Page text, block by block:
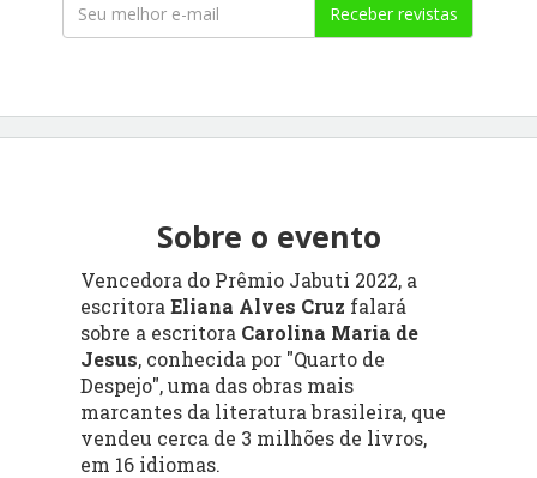
Receber revistas
Sobre o evento
Vencedora do Prêmio Jabuti 2022, a
escritoraEliana Alves Cruz falará
sobre a escritora Carolina Maria de
Jesus, conhecida por "Quarto de
Despejo", uma das obras mais
marcantes da literatura brasileira, que
vendeu cerca de 3 milhões de livros,
em 16 idiomas.